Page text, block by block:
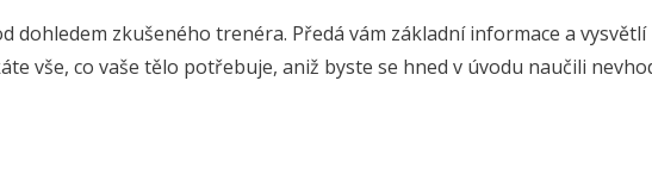
dohledem zkušeného trenéra. Předá vám základní informace a vysvětlí
vše, co vaše tělo potřebuje, aniž byste se hned v úvodu naučili